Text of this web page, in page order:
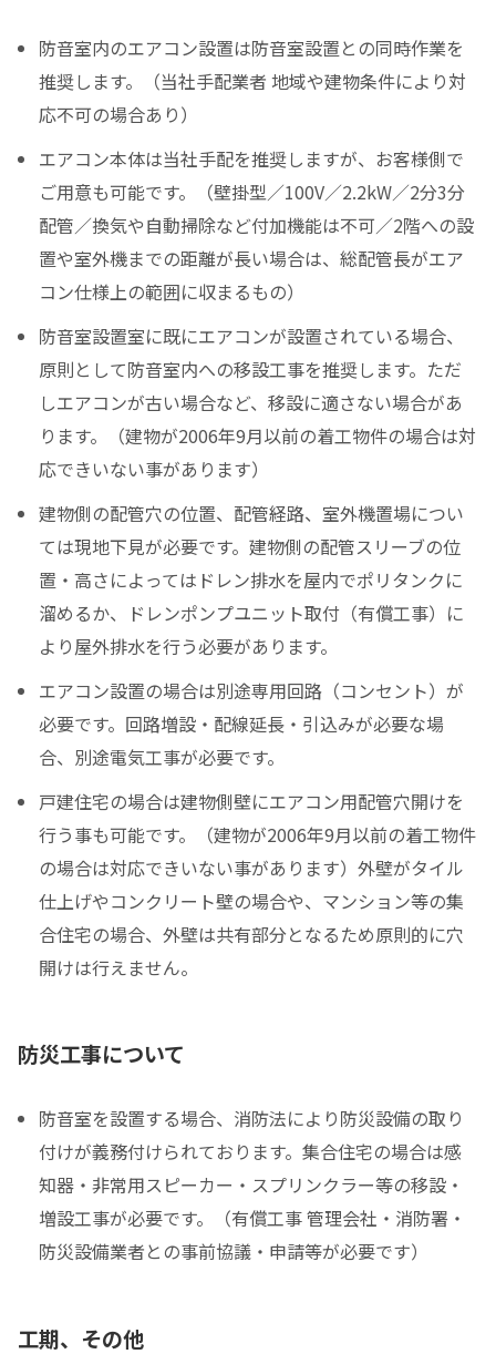
防音室内のエアコン設置は防音室設置との同時作業を
推奨します。（当社手配業者 地域や建物条件により対
応不可の場合あり）
エアコン本体は当社手配を推奨しますが、お客様側で
ご用意も可能です。（壁掛型／100V／2.2kW／2分3分
配管／換気や自動掃除など付加機能は不可／2階への設
置や室外機までの距離が長い場合は、総配管長がエア
コン仕様上の範囲に収まるもの）
防音室設置室に既にエアコンが設置されている場合、
原則として防音室内への移設工事を推奨します。ただ
しエアコンが古い場合など、移設に適さない場合があ
ります。（建物が2006年9月以前の着工物件の場合は対
応できいない事があります）
建物側の配管穴の位置、配管経路、室外機置場につい
ては現地下見が必要です。建物側の配管スリーブの位
置・高さによってはドレン排水を屋内でポリタンクに
溜めるか、ドレンポンプユニット取付（有償工事）に
より屋外排水を行う必要があります。
エアコン設置の場合は別途専用回路（コンセント）が
必要です。回路増設・配線延長・引込みが必要な場
合、別途電気工事が必要です。
戸建住宅の場合は建物側壁にエアコン用配管穴開けを
行う事も可能です。（建物が2006年9月以前の着工物件
の場合は対応できいない事があります）外壁がタイル
仕上げやコンクリート壁の場合や、マンション等の集
合住宅の場合、外壁は共有部分となるため原則的に穴
開けは行えません。
防災工事について
防音室を設置する場合、消防法により防災設備の取り
付けが義務付けられております。集合住宅の場合は感
知器・非常用スピーカー・スプリンクラー等の移設・
増設工事が必要です。（有償工事 管理会社・消防署・
防災設備業者との事前協議・申請等が必要です）
工期、その他